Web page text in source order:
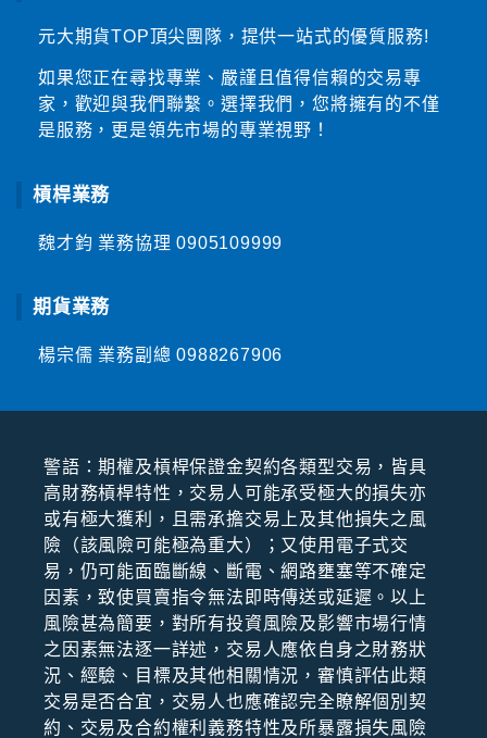
元大期貨TOP頂尖團隊，提供一站式的優質服務!
如果您正在尋找專業、嚴謹且值得信賴的交易專
家，歡迎與我們聯繫。選擇我們，您將擁有的不僅
是服務，更是領先市場的專業視野！
槓桿業務
魏才鈞 業務協理0905109999
期貨業務
楊宗儒 業務副總0988267906
警語：期權及槓桿保證⾦契約各類型交易，皆具
⾼財務槓桿特性，交易⼈可能承受極⼤的損失亦
或有極⼤獲利，且需承擔交易上及其他損失之風
險（該風險可能極為重⼤）；⼜使⽤電⼦式交
易，仍可能⾯臨斷線、斷電、網路壅塞等不確定
因素，致使買賣指令無法即時傳送或延遲。以上
風險甚為簡要，對所有投資風險及影響市場⾏情
之因素無法逐⼀詳述，交易⼈應依⾃⾝之財務狀
況、經驗、⽬標及其他相關情況，審慎評估此類
交易是否合宜，交易⼈也應確認完全瞭解個別契
約、交易及合約權利義務特性及所暴露損失風險